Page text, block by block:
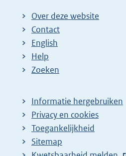
Over deze website
Contact
English
Help
Zoeken
Informatie hergebruiken
Privacy en cookies
Toegankelijkheid
Sitemap